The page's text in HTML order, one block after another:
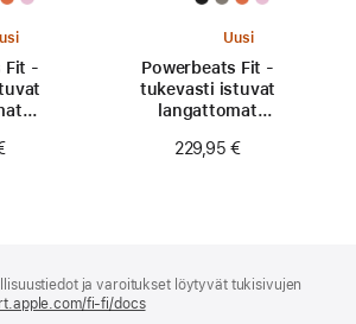
Fit -
Uusi
Powerbeats Fit -
tukevasti istuvat
langattomat
kipinänoranssi
229,95 €
ja varoitukset löytyvät tukisivujen
fi-fi/docs(avautuu